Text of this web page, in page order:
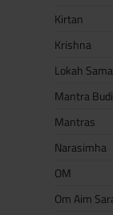
Kirtan
Krishna
Lokah
Mantra
Mantras
Narasimha
OM
Om Aim